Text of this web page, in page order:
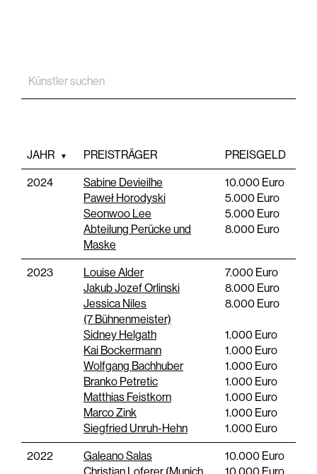
JAHR PREISTRÄGER PREISGELD
2024
Sabine Devieilhe
Paweł Horodyski
Seonwoo Lee
Abteilung Perücke und
Maske
10.000 Euro
5.000 Euro
5.000 Euro
8.000 Euro
2023
Louise Alder
Jakub Jozef Orlinski
Jessica Niles
(7 Bühnenmeister)
Sidney Helgath
Kai Bockermann
Wolfgang Bachhuber
Branko Petretic
Matthias Feistkorn
Marco Zink
Siegfried Unruh-Hehn
7.000 Euro
8.000 Euro
8.000 Euro
1.000 Euro
1.000 Euro
1.000 Euro
1.000 Euro
1.000 Euro
1.000 Euro
1.000 Euro
2022
Galeano Salas
10.000 Euro